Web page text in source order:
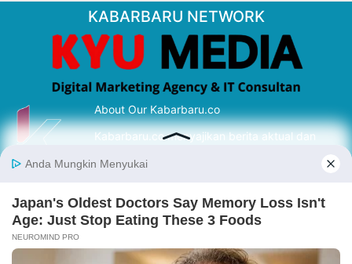
KABARBARU NETWORK
About Our Kabarbaru.co
Kabarbaru.co menyajikan berita aktual dan
serta terverifikasi dari sumber yang tepat.
Follow Kabarbaru